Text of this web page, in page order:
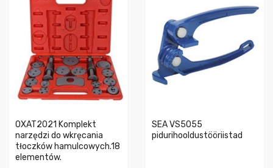
0XAT2021 Komplekt
narzędzi do wkręcania
tłoczków hamulcowych.18
elementów.
SEA VS5055
pidurihooldustööriistad